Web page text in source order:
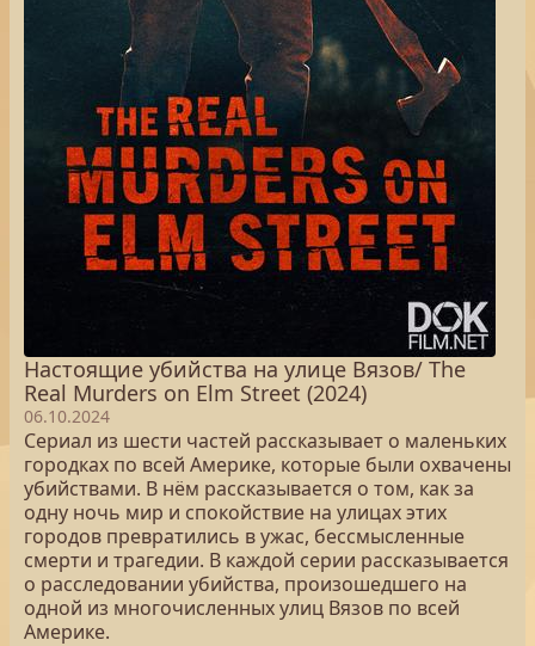
Настоящие убийства на улице Вязов/ The
Real Murders on Elm Street (2024)
06.10.2024
Сериал из шести частей рассказывает о маленьких
городках по всей Америке, которые были охвачены
убийствами. В нём рассказывается о том, как за
одну ночь мир и спокойствие на улицах этих
городов превратились в ужас, бессмысленные
смерти и трагедии. В каждой серии рассказывается
о расследовании убийства, произошедшего на
одной из многочисленных улиц Вязов по всей
Америке.